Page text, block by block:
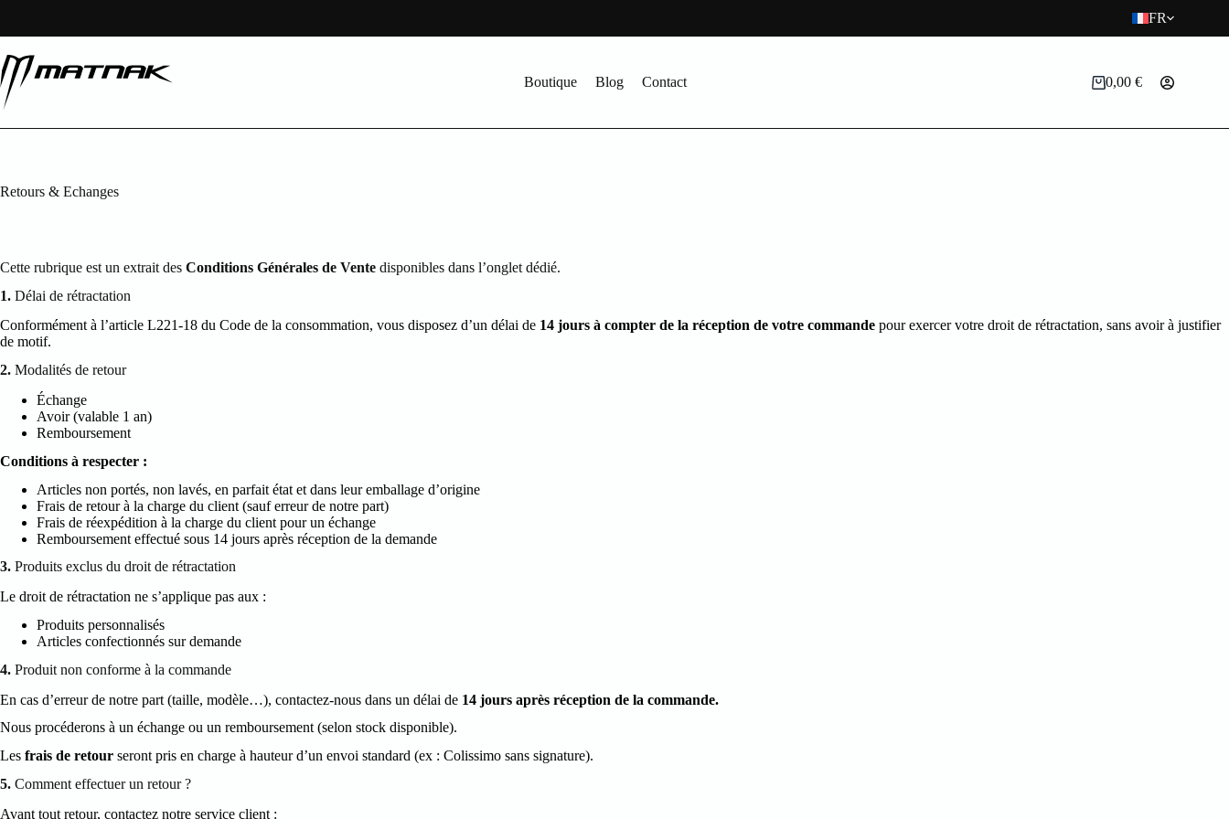
contenu
FR
Boutique Blog Contact
Panier
0,00 €
Retours & Echanges
Cette rubrique est un extrait des Conditions Générales de Vente disponibles dans l’onglet dédié.
1. Délai de rétractation
Conformément à l’article L221-18 du Code de la consommation, vous disposez d’un délai de 14 jours à compter de la réception de votre commande pour exercer votre droit de rétractation, sans avoir à justifier
de motif.
2. Modalités de retour
Échange
Avoir (valable 1 an)
Remboursement
Conditions à respecter :
Articles non portés, non lavés, en parfait état et dans leur emballage d’origine
Frais de retour à la charge du client (sauf erreur de notre part)
Frais de réexpédition à la charge du client pour un échange
Remboursement effectué sous 14 jours après réception de la demande
3. Produits exclus du droit de rétractation
Le droit de rétractation ne s’applique pas aux :
Produits personnalisés
Articles confectionnés sur demande
4. Produit non conforme à la commande
En cas d’erreur de notre part (taille, modèle…), contactez-nous dans un délai de 14 jours après réception de la commande.
Nous procéderons à un échange ou un remboursement (selon stock disponible).
Les frais de retour seront pris en charge à hauteur d’un envoi standard (ex : Colissimo sans signature).
5. Comment effectuer un retour ?
Avant tout retour, contactez notre service client :